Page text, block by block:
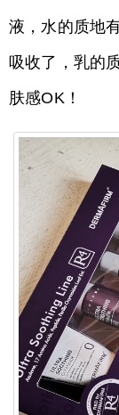
液，水的质地
吸收了，乳的
肤感OK！